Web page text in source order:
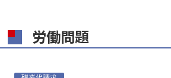
労働問題